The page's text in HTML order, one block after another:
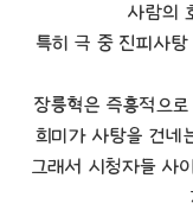
사람의
특히 극 중 진피사
장릉혁은 즉흥적으
희미가 사탕을 건네
그래서 시청자들 사